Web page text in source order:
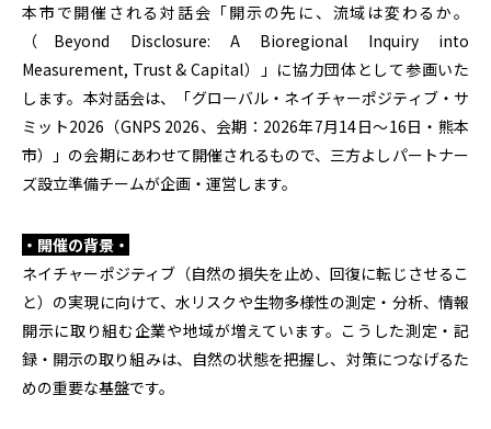
本市で開催される対話会「開示の先に、流域は変わるか。
（Beyond Disclosure: A Bioregional Inquiry into
Measurement, Trust & Capital）」に協力団体として参画いた
します。本対話会は、「グローバル・ネイチャーポジティブ・サ
ミット2026（GNPS 2026、会期：2026年7月14日〜16日・熊本
市）」の会期にあわせて開催されるもので、三方よしパートナー
ズ設立準備チームが企画・運営します。
・開催の背景・
ネイチャーポジティブ（自然の損失を止め、回復に転じさせるこ
と）の実現に向けて、水リスクや生物多様性の測定・分析、情報
開示に取り組む企業や地域が増えています。こうした測定・記
録・開示の取り組みは、自然の状態を把握し、対策につなげるた
めの重要な基盤です。